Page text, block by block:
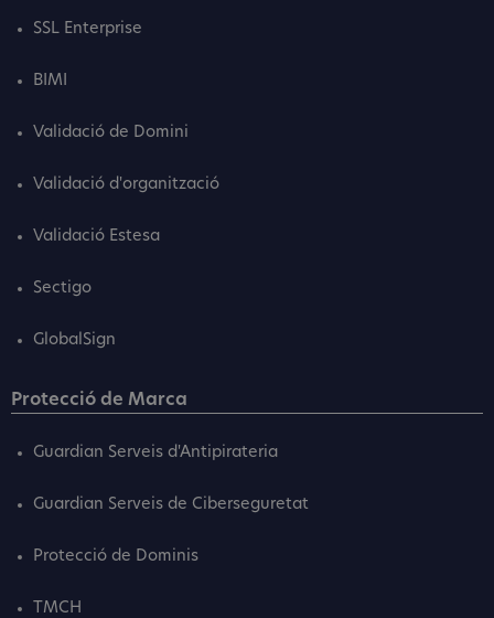
SSL Enterprise
BIMI
Validació de Domini
Validació d'organització
Validació Estesa
Sectigo
GlobalSign
Protecció de Marca
Guardian Serveis d'Antipirateria
Guardian Serveis de Ciberseguretat
Protecció de Dominis
TMCH